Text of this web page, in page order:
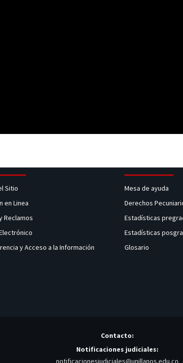
Sitio
en Linea
Reclamos
y Acceso a la Información
Mesa de ayuda
Derechos
Estadísticas
Estadísticas
Glosario
Contacto:
Notificaciones judiciales:
notificacionesjudiciales@unillanos.edu.co